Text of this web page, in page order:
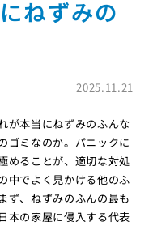
ねずみの
2025.11.21
が本当にねずみのふんな
ゴミなのか。パニックに
めることが、適切な対処
中でよく見かける他のふ
ず、ねずみのふんの最も
本の家屋に侵入する代表